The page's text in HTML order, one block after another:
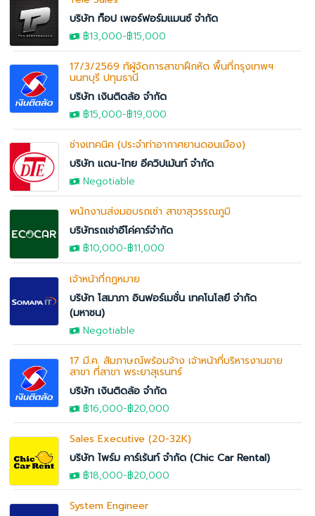
บริษัท ท็อป เพอร์ฟอร์มแมนซ์ จำกัด
฿13,000-฿15,000
17/3/2569 ทัผู้จัดการสาขาฝึกหัด พื้นที่กรุงเทพฯ
นนทบุรี ปทุมธานี
บริษัท เงินติดล้อ จำกัด
฿15,000-฿19,000
ช่างเทคนิค (ประจำท่าอากาศยานดอนเมือง)
บริษัท แดน-ไทย อีควิปเม้นท์ จำกัด
Negotiable
พนักงานส่งมอบรถเช่า สาขาสุวรรณภูมิ
บริษัทรถเช่าอีโค่คาร์จำกัด
฿10,000-฿11,000
เจ้าหน้าที่กฏหมาย
บริษัท โสมาภา อินฟอร์เมชั่น เทคโนโลยี จำกัด
(มหาชน)
Negotiable
17 มี.ค. สัมภาษณ์พร้อมจ้าง เจ้าหน้าที่บริหารงานขาย
สาขา ที่สาขา พระยาสุเรนทร์
บริษัท เงินติดล้อ จำกัด
฿16,000-฿20,000
Sales Executive (20-32K)
บริษัท ไพร์ม คาร์เร้นท์ จำกัด (Chic Car Rental)
฿18,000-฿20,000
System Engineer